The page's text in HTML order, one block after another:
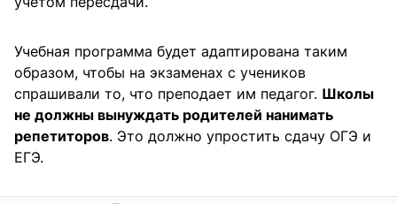
Учебная программа будет адаптирована таким
образом, чтобы на экзаменах с учеников
спрашивали то, что преподает им педагог. Школы
не должны вынуждать родителей нанимать
репетиторов. Это должно упростить сдачу ОГЭ и
ЕГЭ.